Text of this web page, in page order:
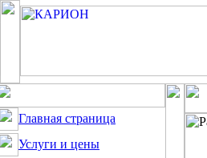
Главная страница
Услуги и цены